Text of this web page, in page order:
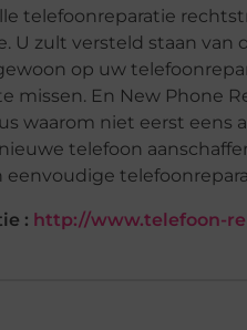
telefoonreparatie
U zult versteld staan
op uw
missen. En New Phone
waarom niet eerst eens
telefoon
eenvoudige
: http://www.telefoon-